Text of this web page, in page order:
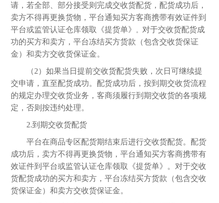
请，若全部、部分接受则完成交收货配货，配货成功后，
卖方不得再更换货物，平台通知买方客商携带有效证件到
平台或监管认证仓库领取《提货单》
。 对于交收货配货成
功的买方和卖方，平台冻结买方货款（包含交收货保证
金）和卖方交收货保证金。
（2）如果当日提前交收货配货失败，次日可继续提
交申请，直至配货成功。配货成功后，按到期交收货流程
的规定办理交收货业务，客商须履行到期交收货的各项规
定，否则按违约处理。
2.到期交收货配货
平台在商品专区配货期结束后进行交收货配货。配货
成功后，卖方不得再更换货物，平台通知买方客商携带有
效证件到平台或监管认证仓库领取《提货单》。对于交收
货配货成功的买方和卖方，平台冻结买方货款（包含交收
货保证金）和卖方交收货保证金。